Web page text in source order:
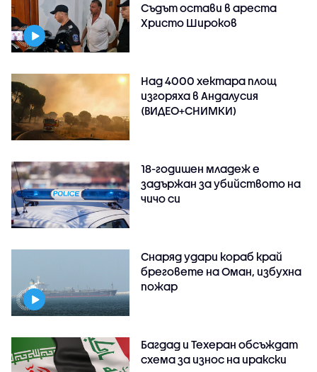
Съдът остави в ареста
Христо Широков
Над 4000 хектара площ
изгоряха в Андалусия
(ВИДЕО+СНИМКИ)
18-годишен младеж е
задържан за убийството на
чичо си
Снаряд удари кораб край
бреговете на Оман, избухна
пожар
Багдад и Техеран обсъждат
схема за износ на иракски